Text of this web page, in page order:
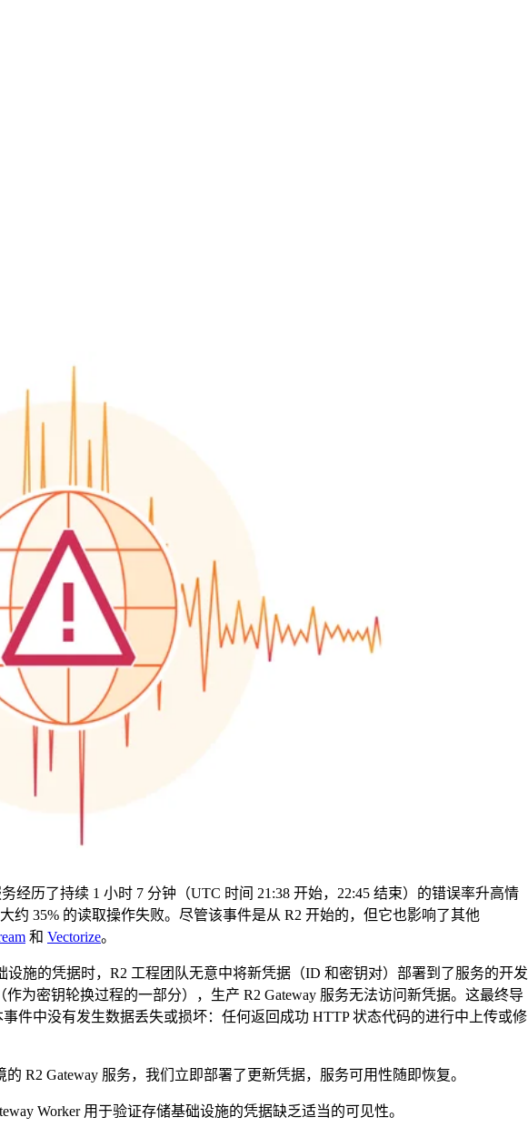
经历了持续 1 小时 7 分钟（UTC 时间 21:38 开始，22:45 结束）的错误率升高情
约 35% 的读取操作失败。尽管该事件是从 R2 开始的，但它也影响了其他
和 Vectorize。
设施的凭据时，R2 工程团队无意中将新凭据（ID 和密钥对）部署到了服务的开发
为密钥轮换过程的一部分），生产 R2 Gateway 服务无法访问新凭据。这最终导
件中没有发生数据丢失或损坏：任何返回成功 HTTP 状态代码的进行中上传或修
R2 Gateway 服务，我们立即部署了更新凭据，服务可用性随即恢复。
Worker 用于验证存储基础设施的凭据缺乏适当的可见性。